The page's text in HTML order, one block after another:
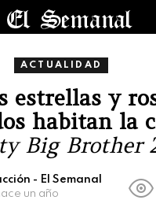
ACTUALIDAD
estrellas y
habitan la
Big Brother
- El Semanal
un año